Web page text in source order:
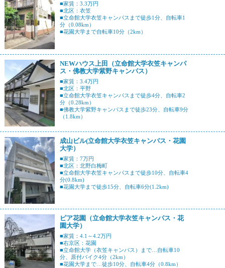
■家賃：3.3万円
■北区：衣笠
■立命館大学衣笠キャンパスまで徒歩1分、自転車1
分（0.08km）
■花園大学まで自転車10分（2km）
NEWハウス上田（立命館大学衣笠キャンパ
ス・佛教大学紫野キャンパス）
■家賃：3.4万円
■北区：平野
■立命館大学衣笠キャンパスまで徒歩4分、自転車2
分（0.28km）
■佛教大学紫野キャンパスまで徒歩23分、自転車9分
（1.8km）
成山ビル(立命館大学衣笠キャンパス・花園
大学）
■家賃：7万円
■北区：北野白梅町
■立命館大学衣笠キャンパスまで徒歩10分、自転車4
分(0.8km)
■花園大学まで徒歩15分、自転車6分(1.2km)
ピア花園（立命館大学衣笠キャンパス・花
園大学）
■家賃：4.1～4.2万円
■右京区：花園
■立命館大学（衣笠キャンパス）まで…自転車10
分、原付バイク4分（2km）
■花園大学まで…徒歩10分、自転車4分（0.8km）